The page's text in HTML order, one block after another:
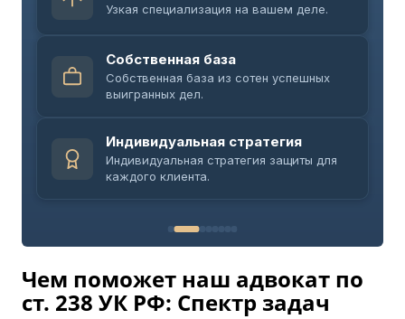
Узкая специализация на вашем деле.
Собственная база
Собственная база из сотен успешных
выигранных дел.
Индивидуальная стратегия
Индивидуальная стратегия защиты для
каждого клиента.
Чем поможет наш адвокат по
ст. 238 УК РФ: Спектр задач